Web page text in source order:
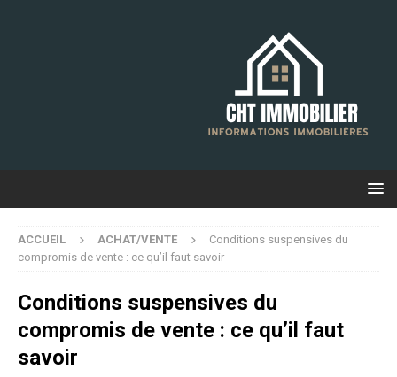
ACCUEIL ACHAT/VENTE
Conditions suspensives du
compromis de vente : ce qu’il faut savoir
Conditions suspensives du
compromis de vente : ce qu’il faut
savoir